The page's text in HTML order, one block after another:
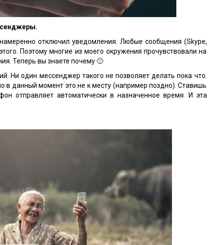
отключил уведомления. Любые сообщения (Skype,
Поэтому многие из моего окружения прочувствовали на
Теперь вы знаете почему 🙂
Ни один мессенджер такого не позволяет делать пока что.
в данный момент это не к месту (например поздно). Ставишь
отправляет автоматически в назначенное время. И эта